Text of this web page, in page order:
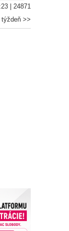
| 24871
týždeň >>